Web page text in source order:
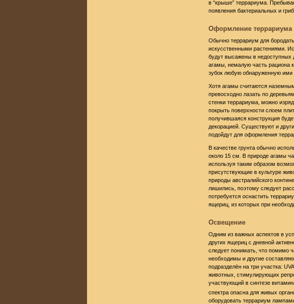
в “крыше” террариума.
появления бактериальных и
Оформление террариума
Обычно террариум для
искусственными растениями.
будут высажены в недоступных
агамы, немалую часть рациона
зубок любую обнаруженную ими
Хотя агамы считаются
превосходно лазать по
стенки террариума, можно
покрыть поверхности слоем
получившаяся конструкция
декорацией. Существуют и
подойдут для оформления
В качестве грунта обычно
около 15 см. В природе агамы
используя таким образом
присутствующие в культуре
природы австралийского
лишились, поэтому следует
потребуется оснастить
ящериц, из которых при
Освещение
Одним из важных аспектов в
других ящериц с дневной
следует понимать, что помимо
необходимы и другие
подразделён на три участка:
животных, стимулирующих
участвующий в синтезе
спектра опасна для живых
оборудовать террариум